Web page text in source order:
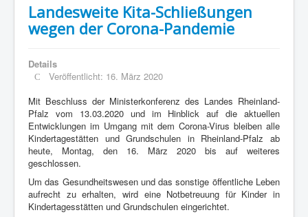
Landesweite Kita-Schließungen
wegen der Corona-Pandemie
Details
Veröffentlicht: 16. März 2020
Mit Beschluss der Ministerkonferenz des Landes Rheinland-
Pfalz vom 13.03.2020 und im Hinblick auf die aktuellen
Entwicklungen im Umgang mit dem Corona-Virus bleiben alle
Kindertagestätten und Grundschulen in Rheinland-Pfalz ab
heute, Montag, den 16. März 2020 bis auf weiteres
geschlossen.
Um das Gesundheitswesen und das sonstige öffentliche Leben
aufrecht zu erhalten, wird eine Notbetreuung für Kinder in
Kindertagesstätten und Grundschulen eingerichtet.